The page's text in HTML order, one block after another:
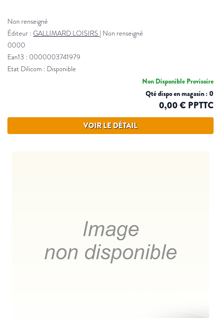
Non renseigné
Éditeur : GALLIMARD LOISIRS | Non renseigné
0000
Ean13 : 0000003741979
Etat Dilicom : Disponible
Non Disponible Provisoire
Qté dispo en magasin : 0
0,00 € PPTTC
VOIR LE DÉTAIL